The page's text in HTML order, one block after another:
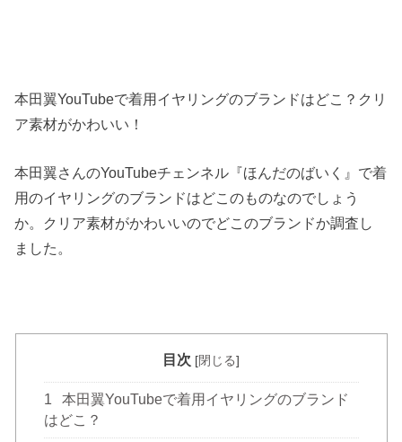
本田翼YouTubeで着用イヤリングのブランドはどこ？クリ
ア素材がかわいい！
本田翼さんのYouTubeチェンネル『ほんだのばいく』で着
用のイヤリングのブランドはどこのものなのでしょう
か。クリア素材がかわいいのでどこのブランドか調査し
ました。
目次 [閉じる]
1
本田翼YouTubeで着用イヤリングのブランド
はどこ？